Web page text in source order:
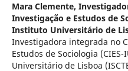
Mara Clemente,
Investigação e Estudos de
Instituto Universitário de
Investigadora integrada no
Estudos de Sociologia
Universitário de Lisboa